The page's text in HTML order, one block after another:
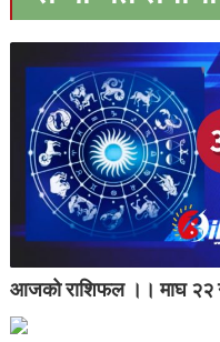
आजको राशिफल ।। माघ २२